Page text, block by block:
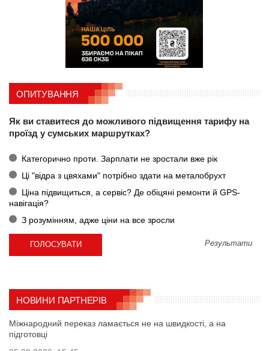
ОПИТУВАННЯ
Як ви ставитеся до можливого підвищення тарифу на
проїзд у сумських маршрутках?
Категорично проти. Зарплати не зростали вже рік
Ці "відра з цвяхами" потрібно здати на металобрухт
Ціна підвищиться, а сервіс? Де обіцяні ремонти й GPS-
навігація?
З розумінням, адже ціни на все зросли
Результати
НОВИНИ ПАРТНЕРІВ
Міжнародний переказ ламається не на швидкості, а на
підготовці